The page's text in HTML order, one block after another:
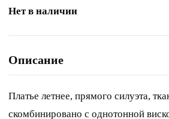
Нет в наличии
Описание
Платье летнее, прямого силуэта,
скомбинировано с однотонной